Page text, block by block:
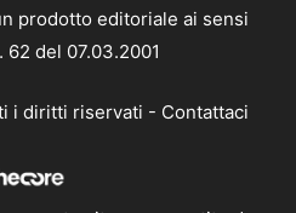
prodotto editoriale ai sensi
del 07.03.2001
i diritti riservati - Contattaci